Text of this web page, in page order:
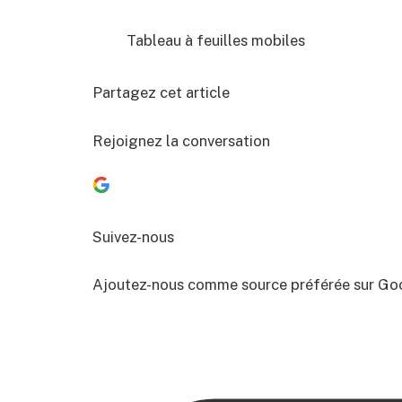
Tableau à feuilles mobiles
Partagez cet article
Rejoignez la conversation
Suivez-nous
Ajoutez-nous comme source préférée sur